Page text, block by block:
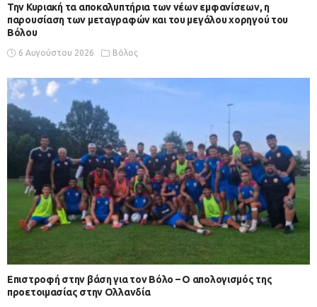
Την Κυριακή τα αποκαλυπτήρια των νέων εμφανίσεων, η
παρουσίαση των μεταγραφών και του μεγάλου χορηγού του
Βόλου
6 Αυγούστου 2026 Βόλος
Επιστροφή στην βάση για τον Βόλο – Ο απολογισμός της
προετοιμασίας στην Ολλανδία